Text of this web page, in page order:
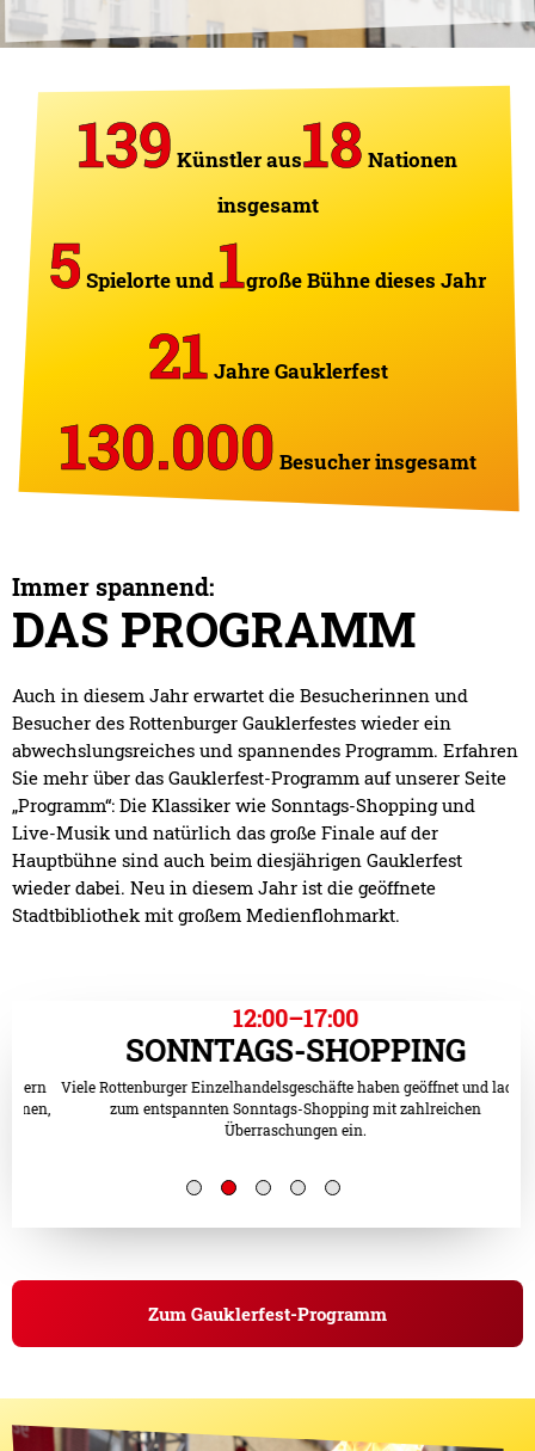
139Künstler aus18Nationen
insgesamt
5Spielorte und1große Bühne dieses Jahr
21 Jahre Gauklerfest
130.000 Besucher insgesamt
Immer spannend:
DAS PROGRAMM
Auch in diesem Jahr erwartet die Besucherinnen und
Besucher des Rottenburger Gauklerfestes wieder ein
abwechslungsreiches und spannendes Programm. Erfahren
Sie mehr über das Gauklerfest-Programm auf unserer Seite
„Programm“: Die Klassiker wie Sonntags-Shopping und
Live-Musik und natürlich das große Finale auf der
Hauptbühne sind auch beim diesjährigen Gauklerfest
wieder dabei. Neu in diesem Jahr ist die geöffnete
Stadtbibliothek mit großem Medienflohmarkt.
12:00–17:00
SONNTAGS-SHOPPING
Viele Rottenburger Einzelhandelsgeschäfte haben geöffnet und laden
zum entspannten Sonntags-Shopping mit zahlreichen
Überraschungen ein.
Zum Gauklerfest-Programm